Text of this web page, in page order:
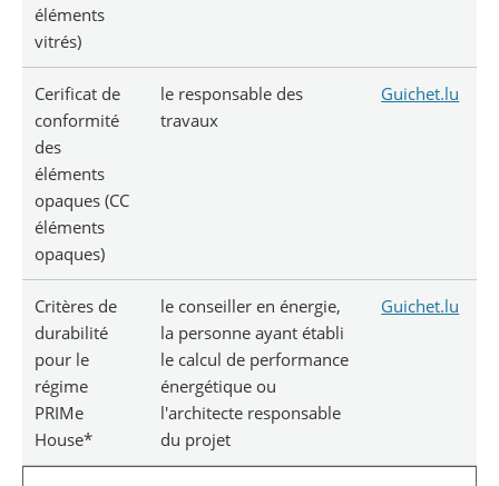
éléments
vitrés)
Cerificat de
conformité
des
éléments
opaques (CC
éléments
opaques)
le responsable des
travaux
Guichet.lu
Critères de
durabilité
pour le
régime
PRIMe
House*
le conseiller en énergie,
la personne ayant établi
le calcul de performance
énergétique ou
l'architecte responsable
du projet
Guichet.lu